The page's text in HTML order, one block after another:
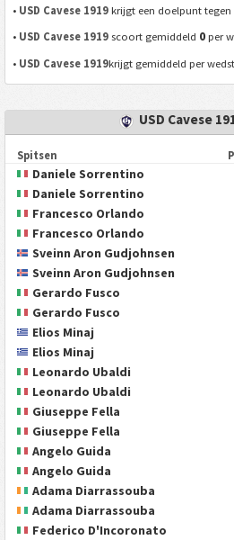
• USD Cavese 1919 krijgt een doelpunt tegen
• USD Cavese 1919 scoort gemiddeld 0 per
• USD Cavese 1919krijgt gemiddeld per
USD Cavese
Spitsen
Daniele Sorrentino
Daniele Sorrentino
Francesco Orlando
Francesco Orlando
Sveinn Aron Gudjohnsen
Sveinn Aron Gudjohnsen
Gerardo Fusco
Gerardo Fusco
Elios Minaj
Elios Minaj
Leonardo Ubaldi
Leonardo Ubaldi
Giuseppe Fella
Giuseppe Fella
Angelo Guida
Angelo Guida
Adama Diarrassouba
Adama Diarrassouba
Federico D'Incoronato